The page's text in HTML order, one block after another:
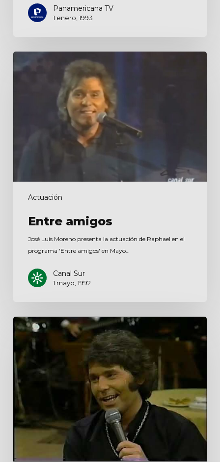
Panamericana TV
1 enero, 1993
Actuación
Entre
amigos
Entre amigos
José Luís Moreno presenta la actuación de Raphael en el
programa 'Entre amigos' en Mayo…
Canal Sur
1 mayo, 1992
Vamos
a